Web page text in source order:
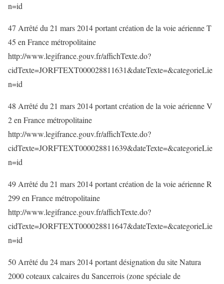
n=id
47 Arrêté du 21 mars 2014 portant création de la voie aérienne T
45 en France métropolitaine
http://www.legifrance.gouv.fr/affichTexte.do?
cidTexte=JORFTEXT000028811631&dateTexte=&categorieLie
n=id
48 Arrêté du 21 mars 2014 portant création de la voie aérienne V
2 en France métropolitaine
http://www.legifrance.gouv.fr/affichTexte.do?
cidTexte=JORFTEXT000028811639&dateTexte=&categorieLie
n=id
49 Arrêté du 21 mars 2014 portant création de la voie aérienne R
299 en France métropolitaine
http://www.legifrance.gouv.fr/affichTexte.do?
cidTexte=JORFTEXT000028811647&dateTexte=&categorieLie
n=id
50 Arrêté du 24 mars 2014 portant désignation du site Natura
2000 coteaux calcaires du Sancerrois (zone spéciale de